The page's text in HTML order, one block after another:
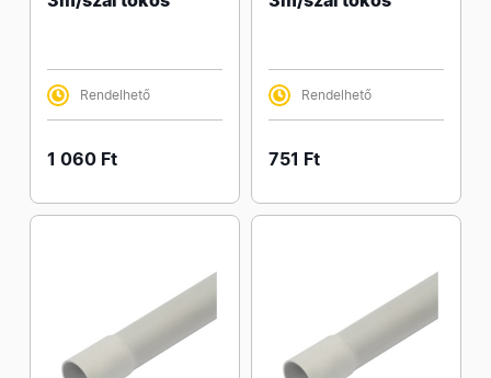
Rendelhető
1 060 Ft
Rendelhető
751 Ft